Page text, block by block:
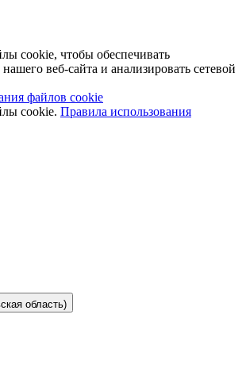
cookie, чтобы обеспечивать
веб-сайта и анализировать сетевой
файлов cookie
cookie. Правила использования
область)